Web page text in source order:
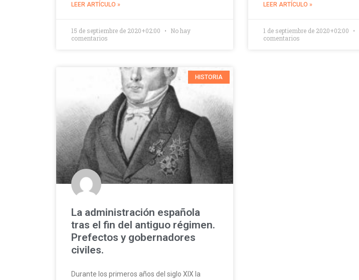
LEER ARTÍCULO »
15 de septiembre de 2020+02:00
No hay
comentarios
LEER ARTÍCULO »
1 de septiembre de 2020+02:00
comentarios
HISTORIA
La administración española
tras el fin del antiguo régimen.
Prefectos y gobernadores
civiles.
Durante los primeros años del siglo XIX la